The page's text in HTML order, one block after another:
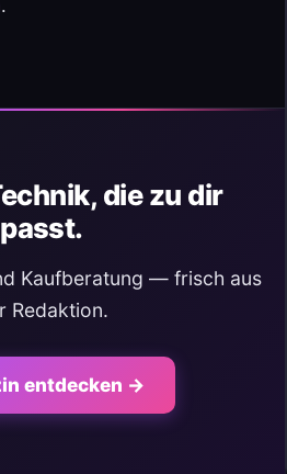
.
die zu dir
passt.
Kaufberatung — frisch aus
Redaktion.
entdecken →